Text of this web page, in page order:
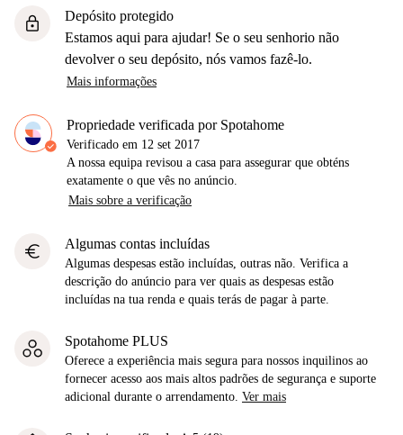
lock
Depósito protegido
Estamos aqui para ajudar! Se o seu senhorio não
devolver o seu depósito, nós vamos fazê-lo.
Mais informações
Propriedade verificada por Spotahome
Verificado em 12 set 2017
A nossa equipa revisou a casa para assegurar que obténs
exatamente o que vês no anúncio.
Mais sobre a verificação
euro Algumas contas incluídas
Algumas despesas estão incluídas, outras não. Verifica a
descrição do anúncio para ver quais as despesas estão
incluídas na tua renda e quais terás de pagar à parte.
Spotahome PLUS
Oferece a experiência mais segura para nossos inquilinos ao
fornecer acesso aos mais altos padrões de segurança e suporte
adicional durante o arrendamento. Ver mais